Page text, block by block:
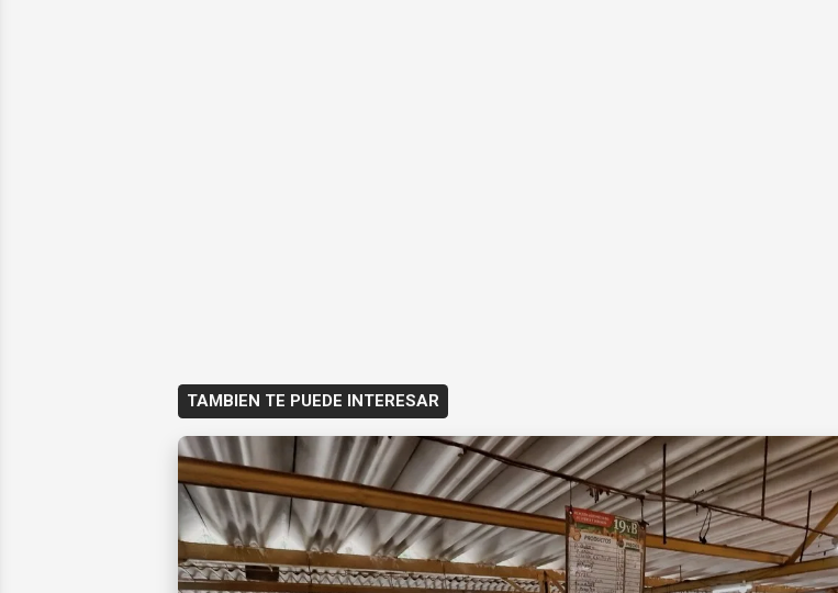
TAMBIEN TE PUEDE INTERESAR